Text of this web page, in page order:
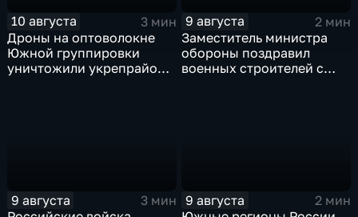
10 августа
3 мин
Дроны на оптоволокне
Южной группировки
уничтожили укрепрайон
9 августа
2 мин
Заместитель министра
обороны поздравил
военных строителей с
9 августа
3 мин
9 августа
2 мин